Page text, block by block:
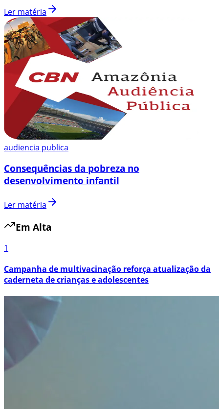
Ler matéria
audiencia publica
Consequências da pobreza no
desenvolvimento infantil
Ler matéria
Em Alta
1
Campanha de multivacinação reforça atualização da
caderneta de crianças e adolescentes